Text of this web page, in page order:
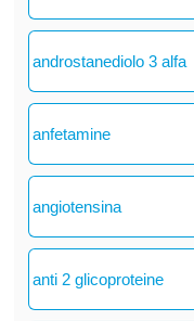
androstanediolo 3 alfa
anfetamine
angiotensina
anti 2 glicoproteine